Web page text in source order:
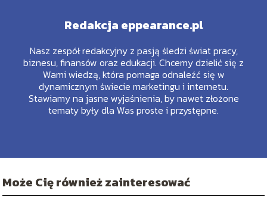
Redakcja eppearance.pl
Nasz zespół redakcyjny z pasją śledzi świat pracy,
biznesu, finansów oraz edukacji. Chcemy dzielić się z
Wami wiedzą, która pomaga odnaleźć się w
dynamicznym świecie marketingu i internetu.
Stawiamy na jasne wyjaśnienia, by nawet złożone
tematy były dla Was proste i przystępne.
Może Cię również zainteresować